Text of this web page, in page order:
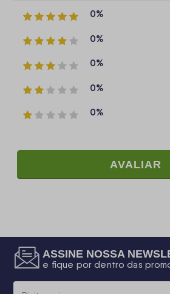
0%
0%
0%
0%
0%
AVALIAR
ASSINE NOSSA
e fique por dentro das